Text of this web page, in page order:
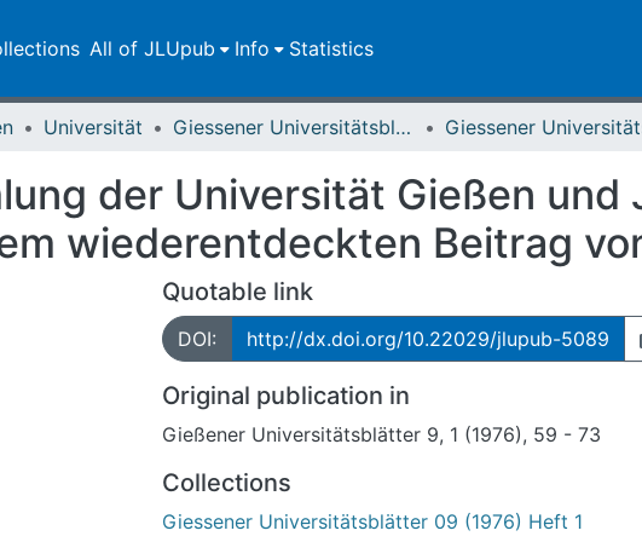
All of JLUpub Info Statistics
Universität Giessener Universitätsblätter
der Universität Gießen und
wiederentdeckten Beitrag
Quotable link
DOI: http://dx.doi.org/10.22029/jlupub-5089
Original publication in
Gießener Universitätsblätter 9, 1 (1976), 59 - 73
Collections
Giessener Universitätsblätter 09 (1976) Heft 1